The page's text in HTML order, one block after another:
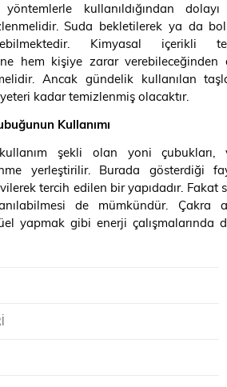
kullanıldığından
Suda bekletilerek ya da
Kimyasal içerikli
hem kişiye zarar verebileceğinden
Ancak gündelik kullanılan
kadar temizlenmiş olacaktır.
Kullanımı
şekli olan yoni çubukları,
yerleştirilir. Burada gösterdiği
tercih edilen bir yapıdadır. Fakat
de mümkündür. Çakra
yapmak gibi enerji çalışmalarında